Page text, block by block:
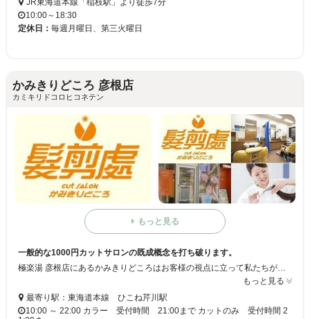
JR東海道本線「稲枝駅」より徒歩7分
10:00～18:30
定休日： 毎週月曜日、第三火曜日
かみきりどころ 彦根店
カミキリドコロヒコネテン
もっと見る
一般的な1000円カットサロンの既成概念を打ち破ります。
極楽湯 彦根店にあるかみきりどころはお客様の視点に立って私たちが考案したこのシステムで、無駄がなく満足度の高い「お買い物」を必ずご提供いたします。最新のデザインと最新の設備、最高の技術で低価格でご好評いただいてます！！
もっと見る
最寄り駅：東海道本線 ひこね芹川駅‎
10:00 ～ 22:00 カラー 受付時間 21:00まで カットのみ 受付時間 2